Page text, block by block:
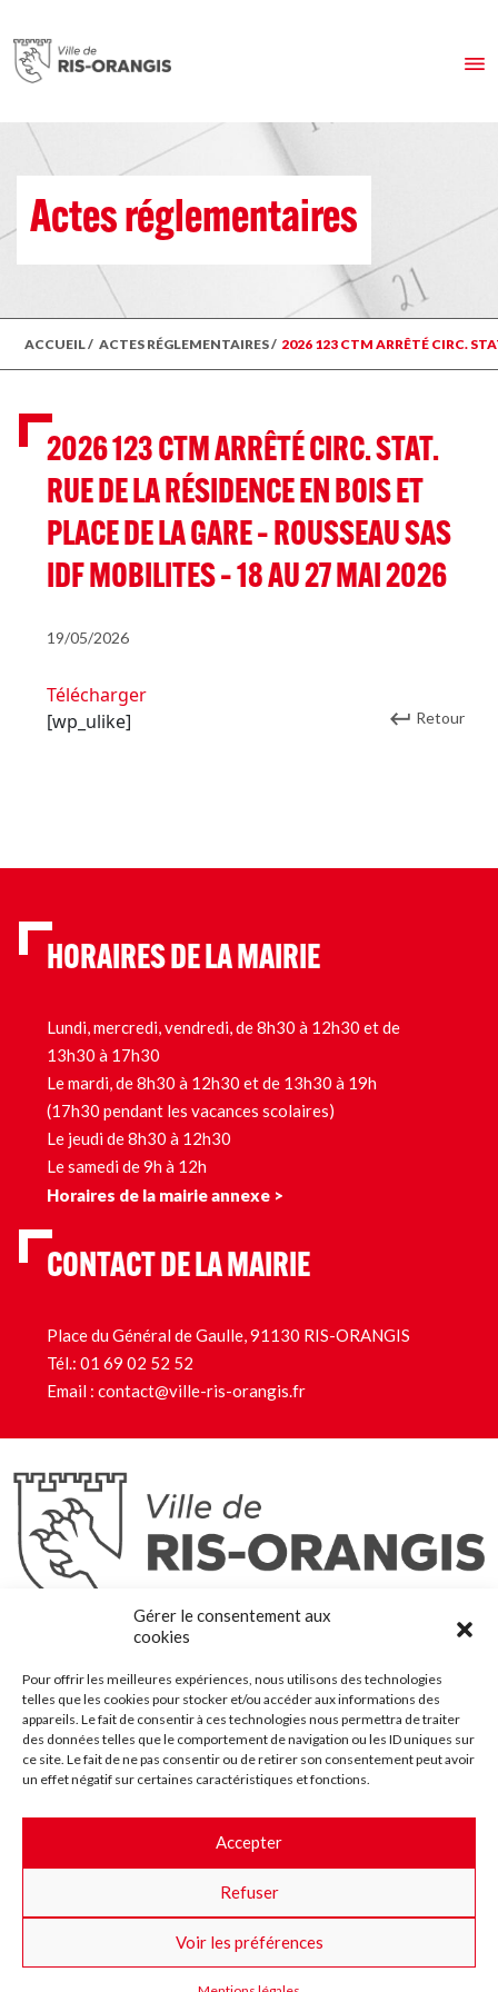
Gérer le consentement aux
cookies
Pour offrir les meilleures expériences, nous utilisons des technologies
telles que les cookies pour stocker et/ou accéder aux informations des
appareils. Le fait de consentir à ces technologies nous permettra de traiter
des données telles que le comportement de navigation ou les ID uniques sur
ce site. Le fait de ne pas consentir ou de retirer son consentement peut avoir
un effet négatif sur certaines caractéristiques et fonctions.
Accepter
Refuser
Voir les préférences
Actes réglementaires
ACCUEIL/ ACTES RÉGLEMENTAIRES/ 2026 123 CTM ARRÊTÉ CIRC.
2026 123 CTM ARRÊTÉ CIRC. STAT.
RUE DE LA RÉSIDENCE EN BOIS ET
PLACE DE LA GARE – ROUSSEAU SAS
IDF MOBILITES – 18 AU 27 MAI 2026
19/05/2026
Télécharger
[wp_ulike]
Retour
HORAIRES DE LA MAIRIE
Lundi, mercredi, vendredi, de 8h30 à 12h30 et de
13h30 à 17h30
Le mardi, de 8h30 à 12h30 et de 13h30 à 19h
(17h30 pendant les vacances scolaires)
Le jeudi de 8h30 à 12h30
Le samedi de 9h à 12h
Horaires de la mairie annexe >
CONTACT DE LA MAIRIE
Place du Général de Gaulle, 91130 RIS-ORANGIS
Tél.: 01 69 02 52 52
Email : contact@ville-ris-orangis.fr
Ris-Orangis
@2022 — Tous droits réservés
Plan du site
Contact
Accessibilité
Crédits
Les marchés publics
Suggestions & Améliorations
Facebook
InstaTwitterYoutube